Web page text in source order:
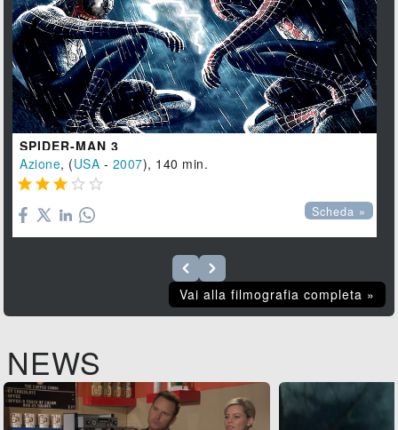
SPIDER-MAN 3
Azione, (USA - 2007), 140 min.
    
Scheda »
Vai alla filmografia completa »
NEWS